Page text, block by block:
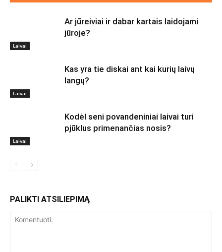
Laivai
Ar jūreiviai ir dabar kartais laidojami
jūroje?
Laivai
Kas yra tie diskai ant kai kurių laivų
langų?
Laivai
Kodėl seni povandeniniai laivai turi
pjūklus primenančias nosis?
PALIKTI ATSILIEPIMĄ